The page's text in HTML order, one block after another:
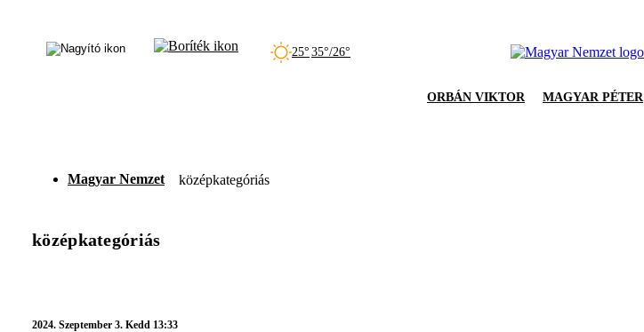
25° 35°/26°
ORBÁN VIKTOR MAGYAR PÉTER
Magyar Nemzet középkategóriás
középkategóriás
2024. Szeptember 3. Kedd 13:33